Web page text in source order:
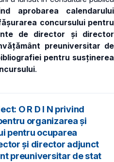
aprobarea calendarului
concursului pentru
de director și director
preuniversitar de
pentru susținerea
.
O R D I N privind
organizarea și
pentru ocuparea
și director adjunct
preuniversitar de stat